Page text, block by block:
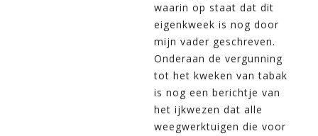
waarin op staat dat dit
eigenkweek is nog door
mijn vader geschreven.
Onderaan de vergunning
tot het kweken van tabak
is nog een berichtje van
het ijkwezen dat alle
weegwerktuigen die voor